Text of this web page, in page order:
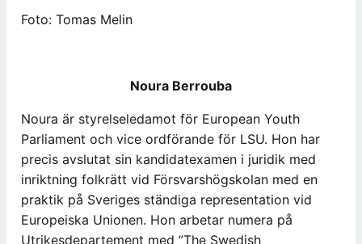
Foto: Tomas Melin
Noura Berrouba
Noura är styrelseledamot för European Youth
Parliament och vice ordförande för LSU. Hon har
precis avslutat sin kandidatexamen i juridik med
inriktning folkrätt vid Försvarshögskolan med en
praktik på Sveriges ständiga representation vid
Europeiska Unionen. Hon arbetar numera på
Utrikesdepartement med ”The Swedish